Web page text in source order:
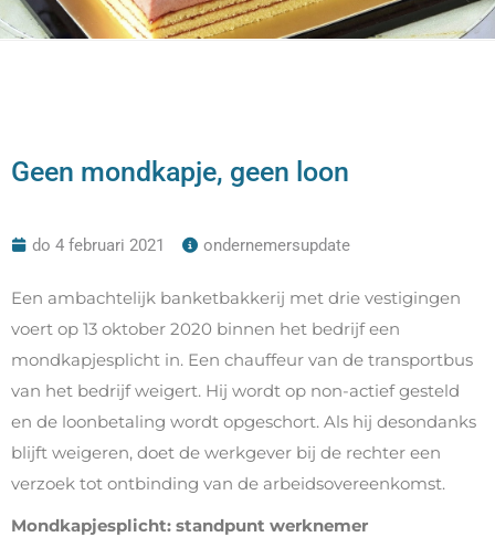
Geen mondkapje, geen loon
do 4 februari 2021 ondernemersupdate
Een ambachtelijk banketbakkerij met drie vestigingen
voert op 13 oktober 2020 binnen het bedrijf een
mondkapjesplicht in. Een chauffeur van de transportbus
van het bedrijf weigert. Hij wordt op non-actief gesteld
en de loonbetaling wordt opgeschort. Als hij desondanks
blijft weigeren, doet de werkgever bij de rechter een
verzoek tot ontbinding van de arbeidsovereenkomst.
Mondkapjesplicht: standpunt werknemer